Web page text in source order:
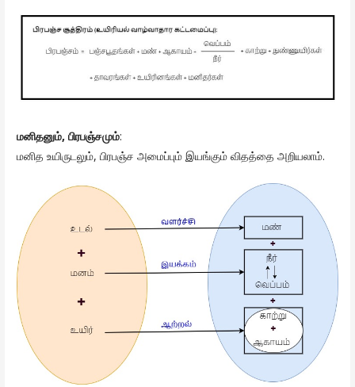
மனிதனும், பிரபஞ்சமும்:
மனித உயிருடலும், பிரபஞ்ச அமைப்பும் இயங்கும் விதத்தை அறியலாம்.